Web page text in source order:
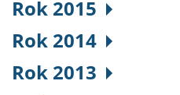
Rok 2015
Rok 2014
Rok 2013